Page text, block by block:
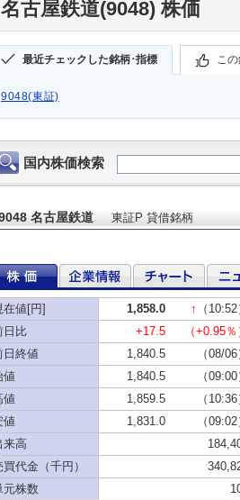
名古屋鉄道(9048) 株価
最近チェックした銘柄･指標 こ
9048(東証)